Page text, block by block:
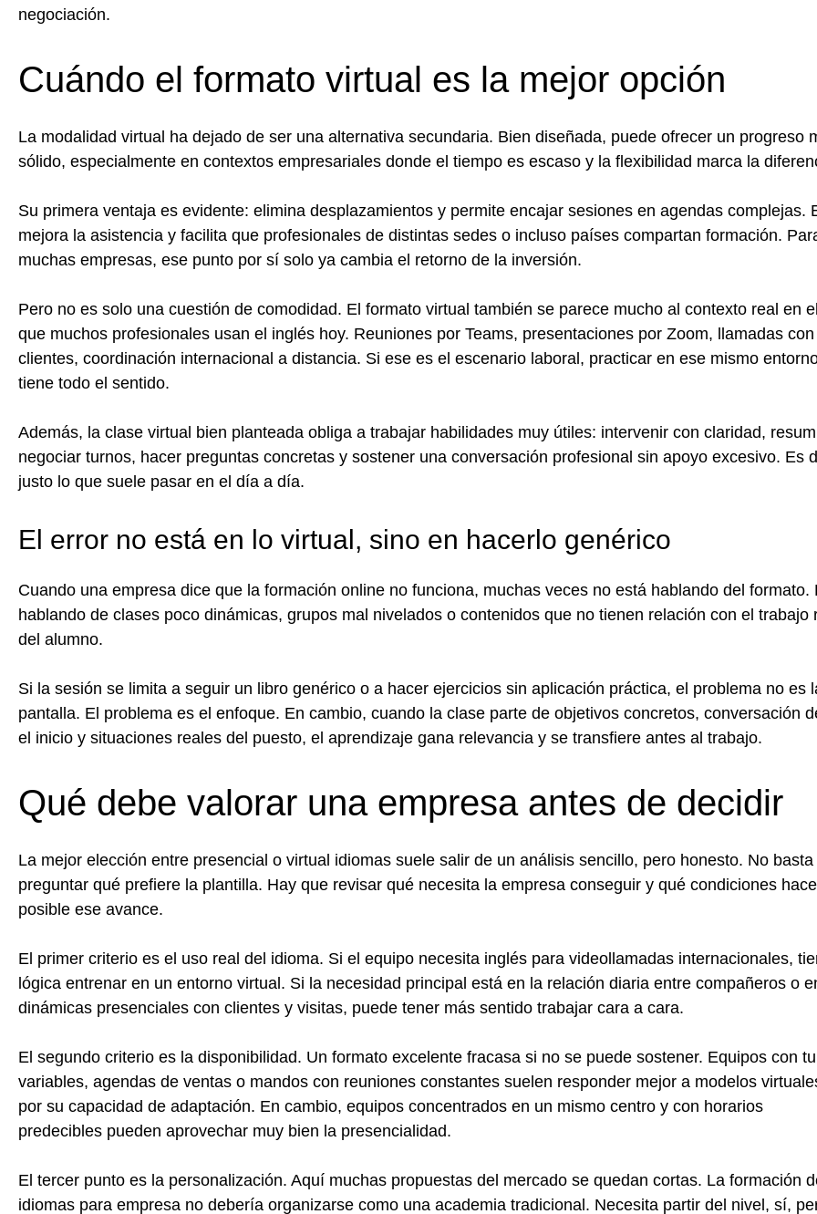
negociación.
Cuándo el formato virtual es la mejor opción
La modalidad virtual ha dejado de ser una alternativa secundaria. Bien diseñada, puede ofrecer un progreso
sólido, especialmente en contextos empresariales donde el tiempo es escaso y la flexibilidad marca la
Su primera ventaja es evidente: elimina desplazamientos y permite encajar sesiones en agendas complejas.
mejora la asistencia y facilita que profesionales de distintas sedes o incluso países compartan formación.
muchas empresas, ese punto por sí solo ya cambia el retorno de la inversión.
Pero no es solo una cuestión de comodidad. El formato virtual también se parece mucho al contexto real en el
que muchos profesionales usan el inglés hoy. Reuniones por Teams, presentaciones por Zoom, llamadas con
clientes, coordinación internacional a distancia. Si ese es el escenario laboral, practicar en ese mismo
tiene todo el sentido.
Además, la clase virtual bien planteada obliga a trabajar habilidades muy útiles: intervenir con claridad,
negociar turnos, hacer preguntas concretas y sostener una conversación profesional sin apoyo excesivo. Es
justo lo que suele pasar en el día a día.
El error no está en lo virtual, sino en hacerlo genérico
Cuando una empresa dice que la formación online no funciona, muchas veces no está hablando del formato.
hablando de clases poco dinámicas, grupos mal nivelados o contenidos que no tienen relación con el trabajo
del alumno.
Si la sesión se limita a seguir un libro genérico o a hacer ejercicios sin aplicación práctica, el problema no es
pantalla. El problema es el enfoque. En cambio, cuando la clase parte de objetivos concretos, conversación
el inicio y situaciones reales del puesto, el aprendizaje gana relevancia y se transfiere antes al trabajo.
Qué debe valorar una empresa antes de decidir
La mejor elección entre presencial o virtual idiomas suele salir de un análisis sencillo, pero honesto. No basta
preguntar qué prefiere la plantilla. Hay que revisar qué necesita la empresa conseguir y qué condiciones
posible ese avance.
El primer criterio es el uso real del idioma. Si el equipo necesita inglés para videollamadas internacionales,
lógica entrenar en un entorno virtual. Si la necesidad principal está en la relación diaria entre compañeros o
dinámicas presenciales con clientes y visitas, puede tener más sentido trabajar cara a cara.
El segundo criterio es la disponibilidad. Un formato excelente fracasa si no se puede sostener. Equipos con
variables, agendas de ventas o mandos con reuniones constantes suelen responder mejor a modelos
por su capacidad de adaptación. En cambio, equipos concentrados en un mismo centro y con horarios
predecibles pueden aprovechar muy bien la presencialidad.
El tercer punto es la personalización. Aquí muchas propuestas del mercado se quedan cortas. La formación
idiomas para empresa no debería organizarse como una academia tradicional. Necesita partir del nivel, sí,